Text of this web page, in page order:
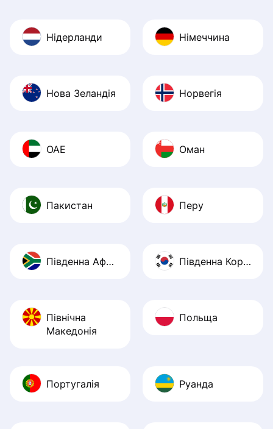
Нідерланди Німеччина
Нова Зеландія Норвегія
ОАЕ Оман
Пакистан Перу
Південна Африка Південна Корея
Північна
Македонія
Польща
Португалія Руанда